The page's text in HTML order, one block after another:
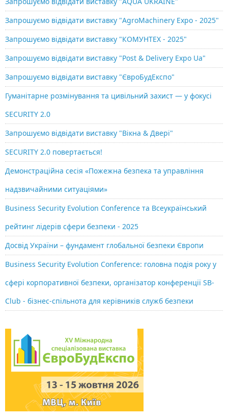
Запрошуємо відвідати виставку "AgroMachinery Expo - 2025"
Запрошуємо відвідати виставку "КОМУНТЕХ - 2025"
Запрошуємо відвідати виставку "Post & Delivery Expo Ua"
Запрошуємо відвідати виставку "ЄвроБудЕкспо"
Гуманітарне розмінування та цивільний захист — у фокусі
SECURITY 2.0
Запрошуємо відвідати виставку "Вікна & Двері"
SECURITY 2.0 повертається!
Демонстраційна сесія «Пожежна безпека та управління
надзвичайними ситуаціями»
Business Security Evolution Conference та Всеукраїнський
рейтинг лідерів сфери безпеки - 2025
Досвід України – фундамент глобальної безпеки Європи
Business Security Evolution Conference: головна подія року у
сфері корпоративної безпеки, організатор конференції SB-
Club - бізнес-спільнота для керівників служб безпеки